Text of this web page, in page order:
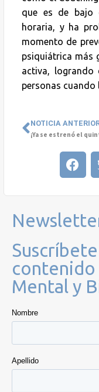
que es de bajo
horaria, y ha
momento de
psiquiátrica más
activa, logrando
personas cuando
NOTICIA
contenido
Mental y